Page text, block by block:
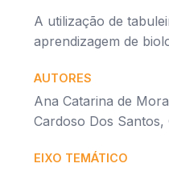
A utilização de
aprendizagem de
AUTORES
Ana Catarina de
Cardoso Dos Santos,
EIXO TEMÁTICO